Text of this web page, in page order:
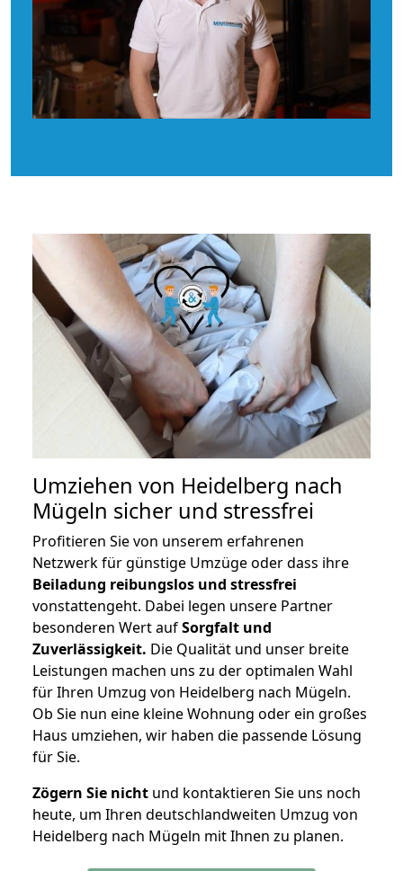
Umziehen von Heidelberg nach
Mügeln sicher und stressfrei
Profitieren Sie von unserem erfahrenen
Netzwerk für günstige Umzüge oder dass ihre
Beiladung reibungslos und stressfrei
vonstattengeht. Dabei legen unsere Partner
besonderen Wert aufSorgfalt und
Zuverlässigkeit. Die Qualität und unser breite
Leistungen machen uns zu der optimalen Wahl
für Ihren Umzug von Heidelberg nach Mügeln.
Ob Sie nun eine kleine Wohnung oder ein großes
Haus umziehen, wir haben die passende Lösung
für Sie.
Zögern Sie nicht und kontaktieren Sie uns noch
heute, um Ihren deutschlandweiten Umzug von
Heidelberg nach Mügeln mit Ihnen zu planen.